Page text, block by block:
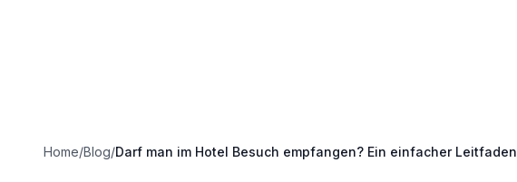
Home/Blog/Darf man im Hotel Besuch empfangen? Ein einfacher Leitfaden